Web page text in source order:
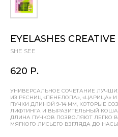
EYELASHES
SHE SEE
620 Р.
УНИВЕРСАЛЬНОЕ СОЧЕТАНИЕ
ИЗ РЕСНИЦ «ПЕНЕЛОПА», «ЦАРИЦА»
ПУЧКИ ДЛИНОЙ 9-14 ММ, КОТОРЫЕ
ЛИФТИНГА И ВЫРАЗИТЕЛЬНЫЙ
ДЛИНА ПУЧКОВ ПОЗВОЛЯЮТ ЛЕГКО
МЯГКОГО ЛИСЬЕГО ВЗГЛЯДА ДО